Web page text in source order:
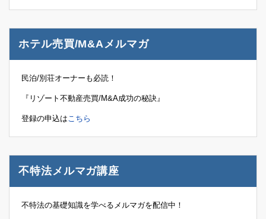
ホテル売買/M&Aメルマガ
民泊/別荘オーナーも必読！
『リゾート不動産売買/M&A成功の秘訣』
登録の申込はこちら
不特法メルマガ講座
不特法の基礎知識を学べるメルマガを配信中！